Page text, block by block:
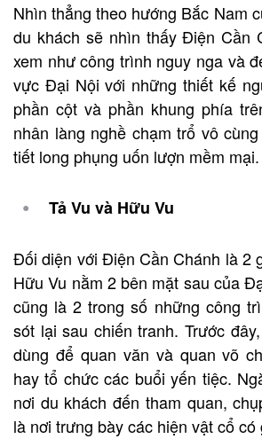
Nhìn thẳng theo hướng Bắc Nam
du khách sẽ nhìn thấy Điện Cần
xem như công trình nguy nga và
vực Đại Nội với những thiết kế
phần cột và phần khung phía
nhân làng nghề chạm trổ vô
tiết long phụng uốn lượn mềm mại.
Tả Vu và Hữu Vu
Đối diện với Điện Cần Chánh là 2
Hữu Vu nằm 2 bên mặt sau của
cũng là 2 trong số những công
sót lại sau chiến tranh. Trước
dùng để quan văn và quan võ
hay tổ chức các buổi yến tiệc.
nơi du khách đến tham quan,
là nơi trưng bày các hiện vật cổ có